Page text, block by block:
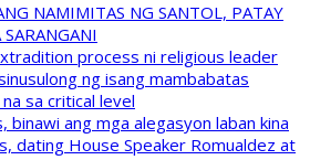
NAMIMITAS NG SANTOL, PATAY
process ni religious leader
ng isang mambabatas
sa critical level
binawi ang mga alegasyon laban kina
dating House Speaker Romualdez at